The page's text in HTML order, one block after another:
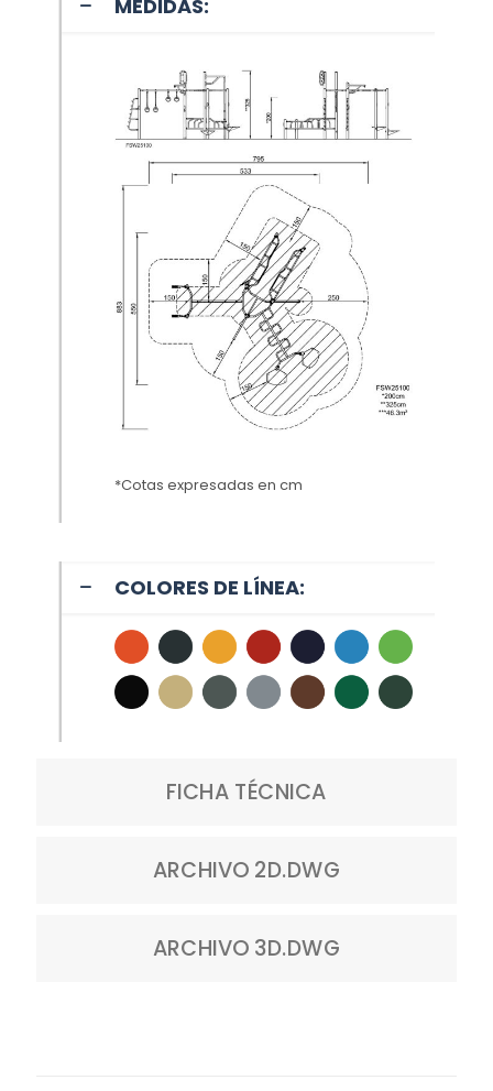
MEDIDAS:
*Cotas expresadas en cm
COLORES DE LÍNEA:
FICHA TÉCNICA
ARCHIVO 2D.DWG
ARCHIVO 3D.DWG